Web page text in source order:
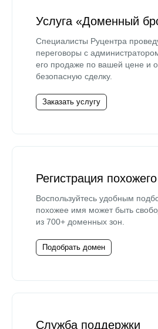
Услуга «Доменный
Специалисты Руцентра
переговоры с
его продаже по вашей цене и
безопасную сделку.
Заказать услугу
Регистрация
Воспользуйтесь удобным
похожее имя может быть
из 700+ доменных зон.
Подобрать домен
Служба поддержки